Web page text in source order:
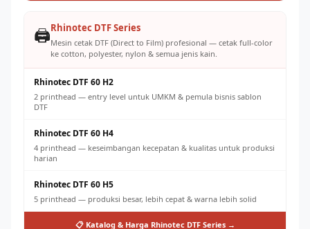
🖨️Rhinotec DTF Series
Mesin cetak DTF (Direct to Film) profesional — cetak full-color
ke cotton, polyester, nylon & semua jenis kain.
Rhinotec DTF 60 H2
2 printhead — entry level untuk UMKM & pemula bisnis sablon
DTF
Rhinotec DTF 60 H4
4 printhead — keseimbangan kecepatan & kualitas untuk produksi
harian
Rhinotec DTF 60 H5
5 printhead — produksi besar, lebih cepat & warna lebih solid
📋 Katalog & Harga Rhinotec DTF Series →